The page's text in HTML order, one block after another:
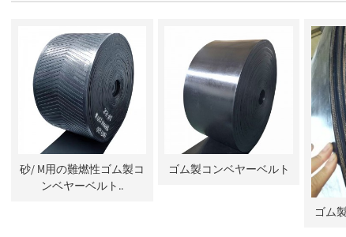
砂/ M用の難燃性ゴム製コ
ンベヤーベルト..
ゴム製コンベヤーベルト
ゴム